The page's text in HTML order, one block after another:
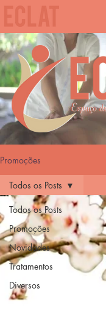
Promoções
Todos os Posts
Promoções
Novidades
Tratamentos
Diversos
Todos os Posts